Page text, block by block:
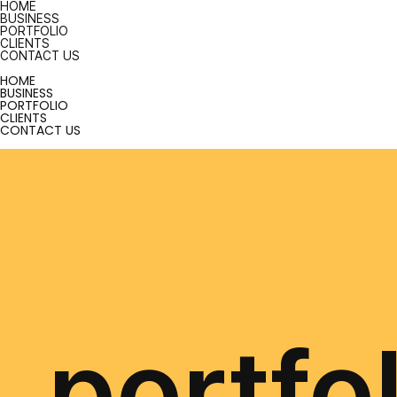
HOME
BUSINESS
PORTFOLIO
CLIENTS
CONTACT US
HOME
BUSINESS
PORTFOLIO
CLIENTS
CONTACT US